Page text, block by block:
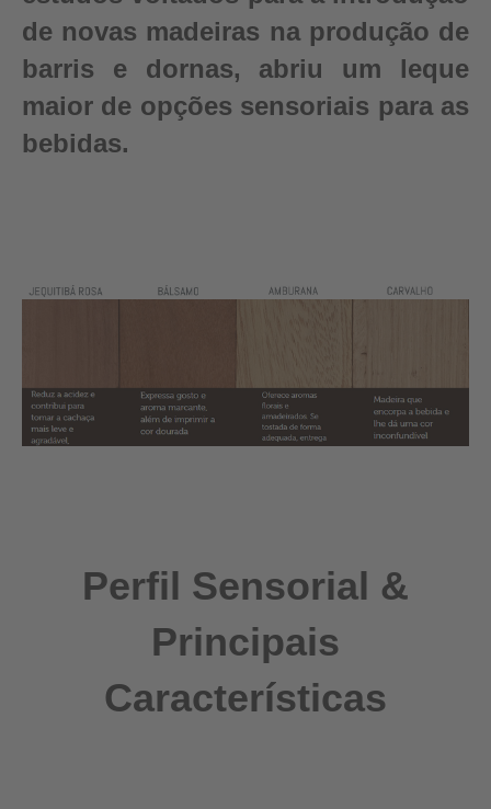
de novas madeiras na produção de
barris e dornas, abriu um leque
maior de opções sensoriais para as
bebidas.
Perfil Sensorial &
Principais
Características